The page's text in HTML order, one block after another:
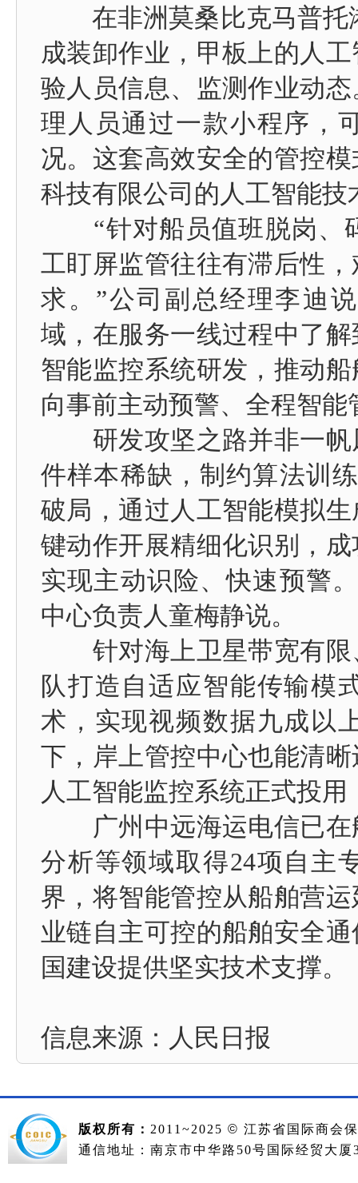
在非洲莫桑比克马普托
成装卸作业，甲板上的人
验人员信息、监测作业动
理人员通过一款小程序，
况。这套高效安全的管控
科技有限公司的人工智能技
“针对船员值班脱岗、
工盯屏监管往往有滞后性
求。”公司副总经理李迪
域，在服务一线过程中了
智能监控系统研发，推动
向事前主动预警、全程智能
研发攻坚之路并非一帆
件样本稀缺，制约算法训
破局，通过人工智能模拟
键动作开展精细化识别，
实现主动识险、快速预警
中心负责人童梅静说。
针对海上卫星带宽有限
队打造自适应智能传输模
术，实现视频数据九成以
下，岸上管控中心也能清
人工智能监控系统正式投
广州中远海运电信已在
分析等领域取得24项自主
界，将智能管控从船舶营
业链自主可控的船舶安全
国建设提供坚实技术支撑。
信息来源： 人民日报
版权所有： 2011~2025 © 江苏省国际商会
通信地址：南京市中华路50号国际经贸大